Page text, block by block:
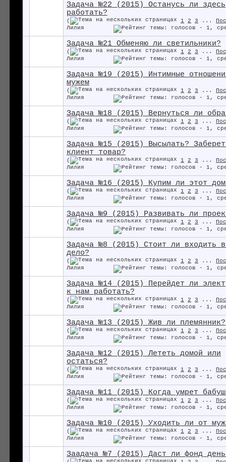
Задача №22 (2015) Останусь ли здесь
работать?
( 1 2 3 ...
Лилия
Задача №21 Обменяю ли светильники?
( 1 2 3 ...
Лилия
Задача №19 (2015) Интимные
мужем
( 1 2 3 ...
Лилия
Задача №18 (2015) Вернуться ли
( 1 2 3 ...
Лилия
Задача №15 (2015) Высылать?
клиент товар?
( 1 2 3 ...
Лилия
Задача №16 (2015) Купим ли этот
( 1 2 3 ...
Лилия
Задача №9 (2015) Развивать ли
( 1 2 3 ...
Лилия
Задача №8 (2015) Стоит ли входить
дело?
( 1 2 3 ...
Лилия
Задача №14 (2015) Перейдет ли
к нам работать?
( 1 2 3 ...
Лилия
Задача №13 (2015) Жив ли племянник?
( 1 2 3 ...
Лилия
Задача №12 (2015) Лететь домой или
остаться?
( 1 2 3 ...
Лилия
Задача №11 (2015) Когда умрет
( 1 2 3 ...
Лилия
Задача №10 (2015) Уходить ли от
( 1 2 3 ...
Лилия
Заадача №7 (2015) Даст ли фонд